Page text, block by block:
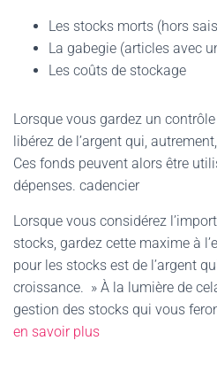
Les stocks morts (hors
La gabegie (articles avec
Les coûts de stockage
Lorsque vous gardez un
libérez de l’argent qui,
Ces fonds peuvent alors être
dépenses. cadencier
Lorsque vous considérez
stocks, gardez cette maxime à
pour les stocks est de l’argent
croissance. » À la lumière de
gestion des stocks qui vous
en savoir plus